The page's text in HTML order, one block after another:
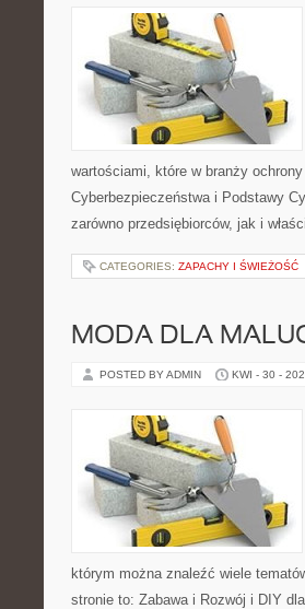
wartościami, które w branży
Cyberbezpieczeństwa i Podstawy
zarówno przedsiębiorców, jak i
CATEGORIES: ZAPACHY I ŚWIEŻOŚĆ
MODA DLA
POSTED BY ADMIN KWI - 30 -
którym można znaleźć wiele
stronie to: Zabawa i Rozwój i DIY